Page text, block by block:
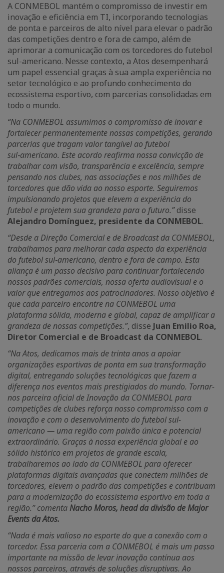
A CONMEBOL mantém o compromisso de investir em
inovação e eficiência em TI, incorporando tecnologias
de ponta e parceiros de alto nível para elevar o padrão
das competições dentro e fora de campo, além de
aprimorar a comunicação com os torcedores do futebol
sul-americano. Nesse contexto, a Atos desempenhará
um papel essencial graças à sua ampla experiência no
setor tecnológico e ao profundo conhecimento do
ecossistema esportivo, com parcerias consolidadas em
todo o mundo.
“Na CONMEBOL assumimos o compromisso de inovar e
fortalecer permanentemente nossas competições, gerando
parcerias que tragam valor tangível ao futebol
sul‑americano. Este acordo reafirma nossa convicção de
trabalhar com visão, transparência e excelência, sempre
pensando nos clubes, nas associações e nos milhões de
torcedores que dão vida ao nosso esporte. Seguiremos
impulsionando projetos que elevem a experiência do
futebol e projetem sua grandeza para o futuro.”disse
Alejandro Domínguez, presidente da CONMEBOL.
“Desde a Direção Comercial e de Broadcast da CONMEBOL,
trabalhamos para melhorar cada aspecto da experiência
do futebol sul‑americano, dentro e fora de campo. Esta
aliança é um passo decisivo para continuar fortalecendo
nossos padrões comerciais, nossa oferta audiovisual e o
valor que entregamos aos patrocinadores. Nosso objetivo é
que cada parceiro encontre na CONMEBOL uma
plataforma sólida, moderna e global, capaz de amplificar a
grandeza de nossas competições.”, disse Juan Emilio Roa,
Diretor Comercial e de Broadcast da CONMEBOL.
“Na Atos, dedicamos mais de trinta anos a apoiar
organizações esportivas de ponta em sua transformação
digital, entregando soluções tecnológicas que fazem a
diferença nos eventos mais prestigiados do mundo. Tornar-
nos parceira oficial de Inovação da CONMEBOL para
competições de clubes reforça nosso compromisso com a
inovação e com o desenvolvimento do futebol sul-
americano — uma região com paixão única e potencial
extraordinário. Graças à nossa experiência global e ao
sólido histórico em projetos de grande escala,
trabalharemos ao lado da CONMEBOL para oferecer
plataformas digitais avançadas que conectem milhões de
torcedores, elevem o padrão das competições e contribuam
para a modernização do ecossistema esportivo em toda a
região.” comentaNacho Moros, head da divisão de Major
Events da Atos.
“Nada é mais valioso no esporte do que a conexão com o
torcedor. Essa parceria com a CONMEBOL é mais um passo
importante na missão de levar inovação contínua aos
nossos parceiros, através de soluções disruptivas. Ao